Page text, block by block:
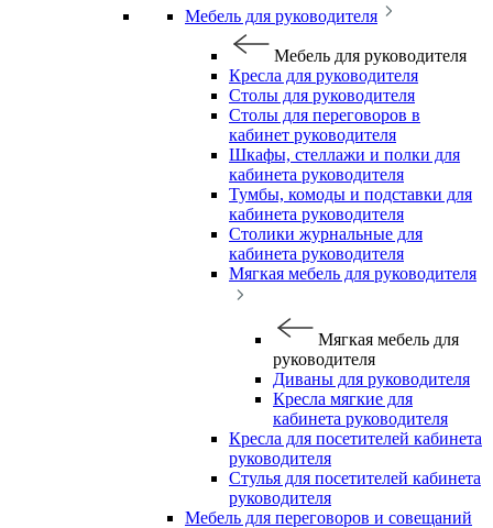
Мебель для руководителя
Мебель для руководителя
Кресла для руководителя
Столы для руководителя
Столы для переговоров в
кабинет руководителя
Шкафы, стеллажи и полки для
кабинета руководителя
Тумбы, комоды и подставки для
кабинета руководителя
Столики журнальные для
кабинета руководителя
Мягкая мебель для руководителя
Мягкая мебель для
руководителя
Диваны для руководителя
Кресла мягкие для
кабинета руководителя
Кресла для посетителей кабинета
руководителя
Стулья для посетителей кабинета
руководителя
Мебель для переговоров и совещаний